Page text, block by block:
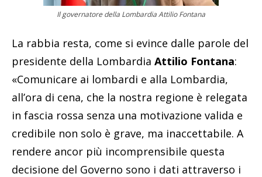
Il governatore della Lombardia Attilio Fontana
La rabbia resta, come si evince dalle parole del
presidente della Lombardia Attilio Fontana:
«Comunicare ai lombardi e alla Lombardia,
all’ora di cena, che la nostra regione è relegata
in fascia rossa senza una motivazione valida e
credibile non solo è grave, ma inaccettabile. A
rendere ancor più incomprensibile questa
decisione del Governo sono i dati attraverso i